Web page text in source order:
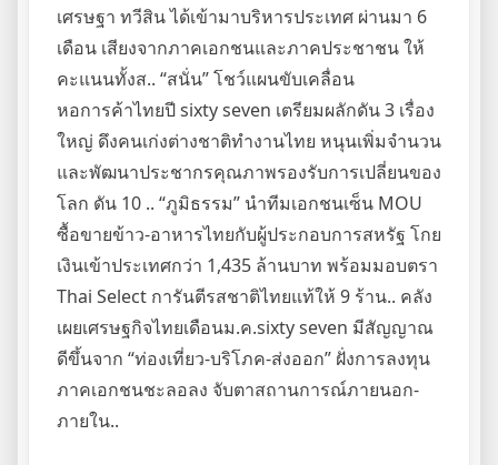
เศรษฐา ทวีสิน ได้เข้ามาบริหารประเทศ ผ่านมา 6
เดือน เสียงจากภาคเอกชนและภาคประชาชน ให้
คะแนนทั้งส.. “สนั่น” โชว์แผนขับเคลื่อน
หอการค้าไทยปี sixty seven เตรียมผลักดัน 3 เรื่อง
ใหญ่ ดึงคนเก่งต่างชาติทำงานไทย หนุนเพิ่มจำนวน
และพัฒนาประชากรคุณภาพรองรับการเปลี่ยนของ
โลก ดัน 10 .. “ภูมิธรรม” นำทีมเอกชนเซ็น MOU
ซื้อขายข้าว-อาหารไทยกับผู้ประกอบการสหรัฐ โกย
เงินเข้าประเทศกว่า 1,435 ล้านบาท พร้อมมอบตรา
Thai Select การันตีรสชาติไทยแท้ให้ 9 ร้าน.. คลัง
เผยเศรษฐกิจไทยเดือนม.ค.sixty seven มีสัญญาณ
ดีขึ้นจาก “ท่องเที่ยว-บริโภค-ส่งออก” ฝั่งการลงทุน
ภาคเอกชนชะลอลง จับตาสถานการณ์ภายนอก-
ภายใน..